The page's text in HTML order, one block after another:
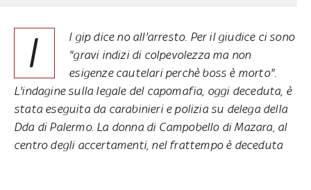
I
l gip dice no all'arresto. Per il giudice ci sono
"gravi indizi di colpevolezza ma non
esigenze cautelari perchè boss è morto".
L'indagine sulla legale del capomafia, oggi deceduta, è
stata eseguita da carabinieri e polizia su delega della
Dda di Palermo. La donna di Campobello di Mazara, al
centro degli accertamenti, nel frattempo è deceduta